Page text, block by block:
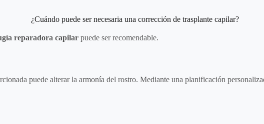
¿Cuándo puede ser necesaria una corrección de trasplante capilar?
reparadora capilar puede ser recomendable.
puede alterar la armonía del rostro. Mediante una planificación